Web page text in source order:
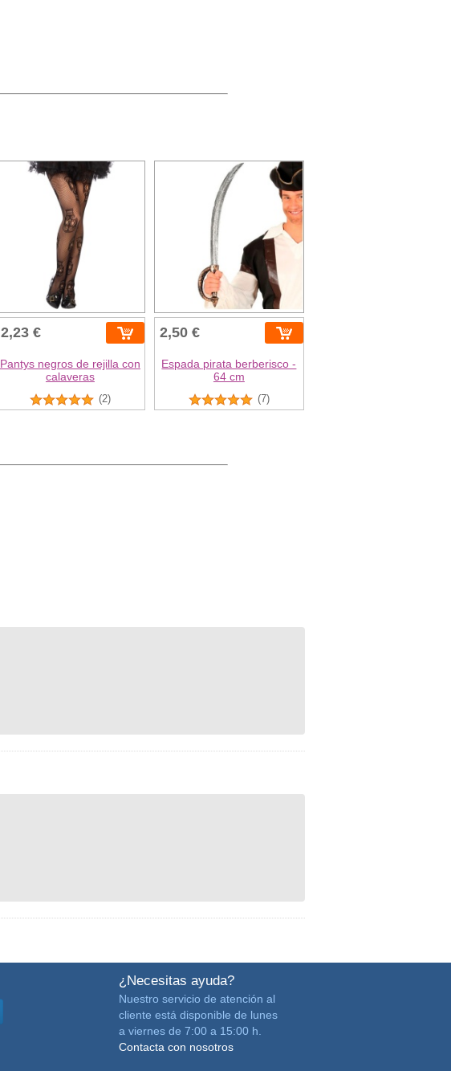
2,23 €
Pantys negros de rejilla con
calaveras
(2)
2,50 €
Espada pirata berberisco -
64 cm
(7)
¿Necesitas ayuda?
Nuestro servicio de atención al
cliente está disponible de lunes
a viernes de 7:00 a 15:00 h.
Contacta con nosotros